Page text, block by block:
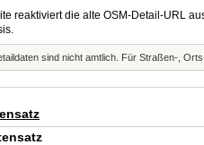
reaktiviert die alte OSM-Detail-URL
sind nicht amtlich. Für Straßen-,